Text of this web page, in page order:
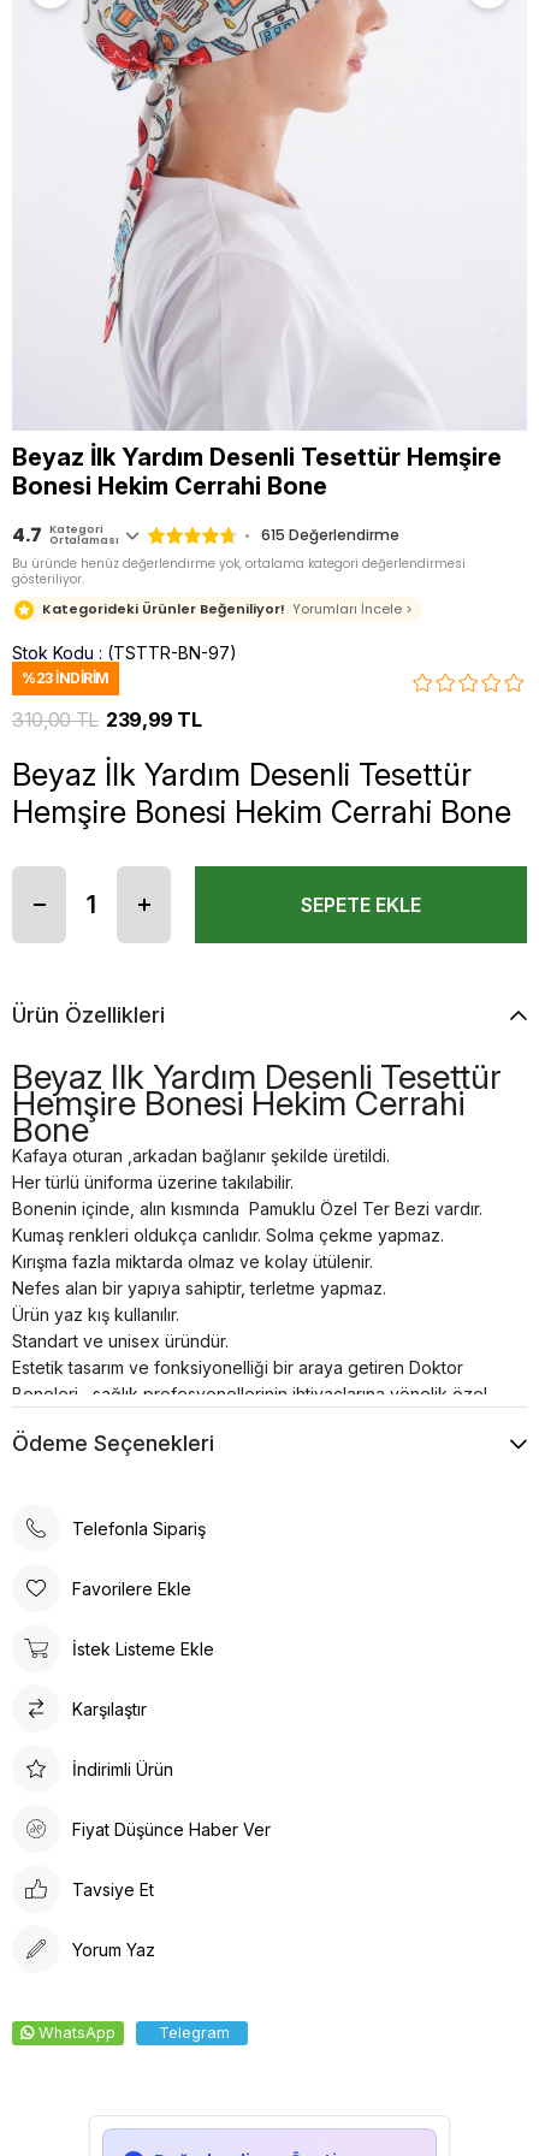
Beyaz İlk Yardım Desenli Tesettür Hemşire
Bonesi Hekim Cerrahi Bone
4.7 Kategori
Ortalaması 615 Değerlendirme
Bu üründe henüz değerlendirme yok, ortalama kategori değerlendirmesi
gösteriliyor.
Kategorideki Ürünler Beğeniliyor! Yorumları İncele >
Stok Kodu (TSTTR-BN-97)
%23İNDIRIM
310,00 TL 239,99 TL
Beyaz İlk Yardım Desenli Tesettür
Hemşire Bonesi Hekim Cerrahi Bone
Ürün Özellikleri
Beyaz İlk Yardım Desenli Tesettür
Hemşire Bonesi Hekim Cerrahi
Bone
Kafaya oturan ,arkadan bağlanır şekilde üretildi.
Her türlü üniforma üzerine takılabilir.
Bonenin içinde, alın kısmında Pamuklu Özel Ter Bezi vardır.
Kumaş renkleri oldukça canlıdır. Solma çekme yapmaz.
Kırışma fazla miktarda olmaz ve kolay ütülenir.
Nefes alan bir yapıya sahiptir, terletme yapmaz.
Ürün yaz kış kullanılır.
Standart ve unisex üründür.
Estetik tasarım ve fonksiyonelliği bir araya getiren Doktor
Boneleri , sağlık profesyonellerinin ihtiyaçlarına yönelik özel
bağlanabilen tasarımı, her türlü üniforma üzerine rahatlıkla
konforlu bir deneyim sunar. Kumaş renkleri canlı ve
minimum seviyededir ve kolayca ütülenebilir. Nefes alan
bulacaksınız. Sağlığınız için en iyisi!
Tesettür hemşire bonesi olarak adlandırılsada Unisex bir
Ödeme Seçenekleri
Telefonla Sipariş
Favorilere Ekle
İstek Listeme Ekle
Karşılaştır
İndirimli Ürün
Fiyat Düşünce Haber Ver
Tavsiye Et
Yorum Yaz
WhatsApp Telegram